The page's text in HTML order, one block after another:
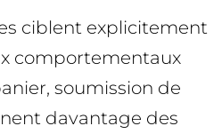
ciblent explicitement
comportementaux
soumission de
davantage des